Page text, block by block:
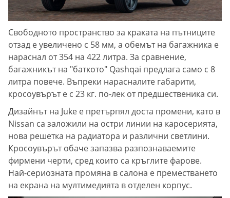
Свободното пространство за краката на пътниците
отзад е увеличено с 58 мм, а обемът на багажника е
нараснал от 354 на 422 литра. За сравнение,
багажникът на "баткото" Qashqai предлага само с 8
литра повече. Въпреки нарасналите габарити,
кросоувърът е с 23 кг. по-лек от предшественика си.
Дизайнът на Juke е претърпял доста промени, като в
Nissan са заложили на остри линии на каросерията,
нова решетка на радиатора и различни светлини.
Кросоувърът обаче запазва разпознаваемите
фирмени черти, сред които са кръглите фарове.
Най-сериозната промяна в салона е преместването
на екрана на мултимедията в отделен корпус.